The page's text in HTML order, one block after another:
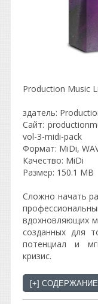
Production Music
здатель:
Сайт:
vol-3-midi-pack
Формат: MiDi,
Качество: MiDi
Размер: 150.1 MB
Сложно начать
вдохновляющих
созданных для
потенциал и
кризис.